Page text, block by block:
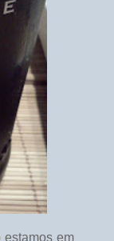
estamos em